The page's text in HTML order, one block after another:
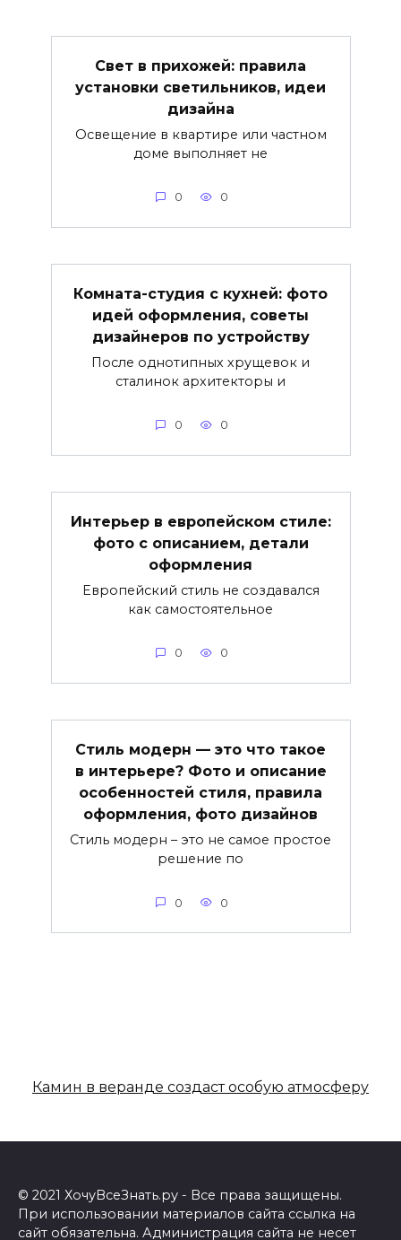
Свет в прихожей: правила
установки светильников, идеи
дизайна
Освещение в квартире или частном
доме выполняет не
0 0
Комната-студия с кухней: фото
идей оформления, советы
дизайнеров по устройству
После однотипных хрущевок и
сталинок архитекторы и
0 0
Интерьер в европейском стиле:
фото с описанием, детали
оформления
Европейский стиль не создавался
как самостоятельное
0 0
Стиль модерн — это что такое
в интерьере? Фото и описание
особенностей стиля, правила
оформления, фото дизайнов
Стиль модерн – это не самое простое
решение по
0 0
Камин в веранде создаст особую атмосферу
© 2021 ХочуВсеЗнать.ру - Все права защищены.
При использовании материалов сайта ссылка на
сайт обязательна. Администрация сайта не несет